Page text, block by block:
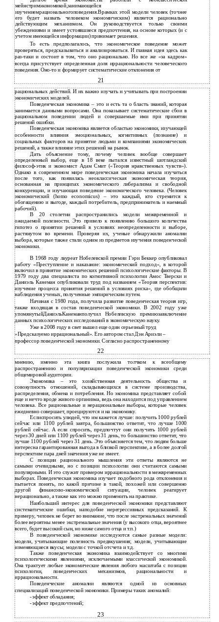
мейнстримэкономикой,занимающейся
изучениемрациональногоповедения.Врамках этой модели человек (точнее
его будет назвать человеком экономическим) является рационально
действующим механизмом. Он руководствуется только своими
убеждениями и имеет устоявшиеся предпочтения, на основе которых (и с
учетом имеющейся информации) принимает решения.
То есть предполагалось, что экономическое поведение может
проверяться, предсказываться и анализироваться. И главная идея здесь как
раз-таки и состоит в том, что оно рационально. Но все же «за кадром»
всегда присутствует определенная доля иррациональности человеческого
поведения. Оно-то и формирует систематические отклонения от
21
рациональных действий. И их важно изучать и учитывать при построении
экономических моделей.
Поведенческая экономика – это и есть та о бласть знаний, которая
занимается данными вопросами. Она показывает систематические сбои в
рациональном поведении людей и совершаемые ими при принятии
решений ошибки.
Поведенческая экономика является областью экономики, изучающей
особенности влияния эмоциональных, когнитивных (познание) и
социальных факторов на принятие людьми и компаниями экономических
решений, а также влияние этих решений на рынок.
Дать объяснение тому, почему человек вообще совершает
определенный выбор, еще в 18 веке пытался известный шотландский
философ-этик и экономист Адам Смит («Теория нравственных чувств»).
Однако в современном мире поведенческая экономика начала изучаться
после того, как появилась неоклассическая экономическая теория,
основанная на принципах экономического либерализма и свободной
конкуренции, и изучающая поведение экономического человека. (Человек
экономический (homo economicus) – это каждый, кто стремится к
обогащению и выгоде, каждый потребитель, предприниматель и наемный
рабочий).
В 20 столетии распространились модели межвременной и
ожидаемой полезности. Это привело к появлению большого количества
гипотез о принятии решений в условиях неопределенности и выборе,
растянутом во времени. Проверяя их, ученые обнаружили аномалии
выбора, которые также стали одним из предметов изучения поведенческой
экономики.
В 1968 году лауреат Нобелевской премии Гэри Беккер опубликовал
работу «Преступление и наказание: экономический подход», в которой
включил в принятие экономических решений психологические факторы. В
1979 году два специалиста по когнитивной психологии Амос Тверски и
Даниэль Канеман опубликовали труд под названием «Теория перспектив:
изучение процесса принятия решений в условиях риска», где обобщили
наблюдения ученых, полученные эмпирическим путем.
Начиная с 1980 года, получила развитие поведенческая теория игр,
также входящая в состав поведенческой экономики. В 2002 году уже
упомянутыйДаниэльКанеманполучил Нобелевскую премиюзавключение
данных психологических исследований в экономическую науку.
Уже в 2008 году в свет вышел еще один серьезный труд
«Предсказуемо иррациональный». Его автором стал Дэн Ариэли –
профессор поведенческой экономики. Согласно распространенному
22
мнению, именно эта книга послужила толчком к всеобщему
распространению и популяризации поведенческой экономики среди
общемировой аудитории.
Экономика – это хозяйственная деятельность общества и
совокупность отношений, складывающихся в системе производства,
распределения, обмена и потребления. Но экономика представляет собой
еще и нечто вроде живого организма, ведь она находится под управлением
человека. Все рациональные и нерациональные выборы, которые человек
ежедневно совершает, проецируются и на экономику.
Еслиспросить улюдей, что им кажется лучше: получить 1000 рублей
сейчас или 1100 рублей завтра, большинство ответит, что лучше 1000
рублей сейчас. А если спросить, предпочтут они получить 1000 рублей
через 30 дней или 1100 рублей через 31 день, то большинство ответит, что
лучше 1100 рублей через 31 день. Это объясняется тем, что людям больше
интересна гарантированная выгода в близкой перспективе, а в более долгой
перспективе пара дней значения уже не имеет.
С позиции рационального мышления эти ответы являются не
самыми очевидными, но с позиции психологии они считаются самыми
популярными. И это служит примером иррациональности в межвременных
выборах. Поведенческая экономика изучает подобного рода отклонения и
пытается понять, по какой причине в такой, похожей или совершенно
другой финансово-экономической ситуации, человек реагирует
нерационально, а также как это можно применить на практике.
Наибольший интерес для поведенческой экономики представляют
систематические ошибки, наподобие нерегрессивных предсказаний. К
примеру, человек не берет во внимание, что после экстремальных значений
более вероятны менее экстремальные значения (у высокого отца, вероятнее
всего, будет высокий сын, но ниже самого отца и т.п.)
В поведенческой экономике исследуются самые разные модели:
модели, учитывающие полезность предвкушения; модели, учитывающие
изменяющиеся вкусы; модели с точкой отсчета и т.д.
Также поведенческая экономика взаимодействует со многими
психологическими явлениями, исключаемыми классической экономикой.
Она трактует любые экономические явления любого масштаба с позиции
психологии, поведенческих механизмов, рациональности и
иррациональности.
Поведенческие аномалии являются одной из основных
специализаций поведенческой экономики. Примеры таких аномалий:
- эффект обладания;
- эффект предпочтений;
23